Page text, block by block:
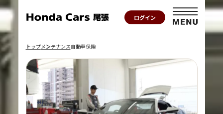
ログイン
トップメンテナンス自動車保険